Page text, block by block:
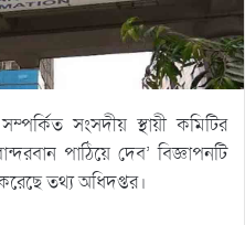
সংসদীয় স্থায়ী কমিটির
পাঠিয়ে দেব’ বিজ্ঞাপনটি
তথ্য অধিদপ্তর।